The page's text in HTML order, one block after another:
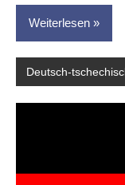
Weiterlesen
Deutsch-